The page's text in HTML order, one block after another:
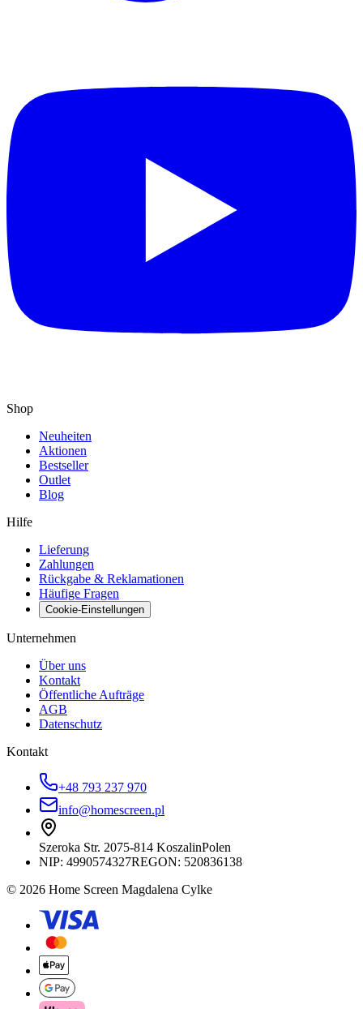
Shop
Neuheiten
Aktionen
Bestseller
Outlet
Blog
Hilfe
Lieferung
Zahlungen
Rückgabe & Reklamationen
Häufige Fragen
Cookie-Einstellungen
Unternehmen
Über uns
Kontakt
Öffentliche Aufträge
AGB
Datenschutz
Kontakt
+48 793 237 970
info@homescreen.pl
Szeroka Str. 2075-814 KoszalinPolen
NIP: 4990574327REGON: 520836138
© 2026 Home Screen Magdalena Cylke